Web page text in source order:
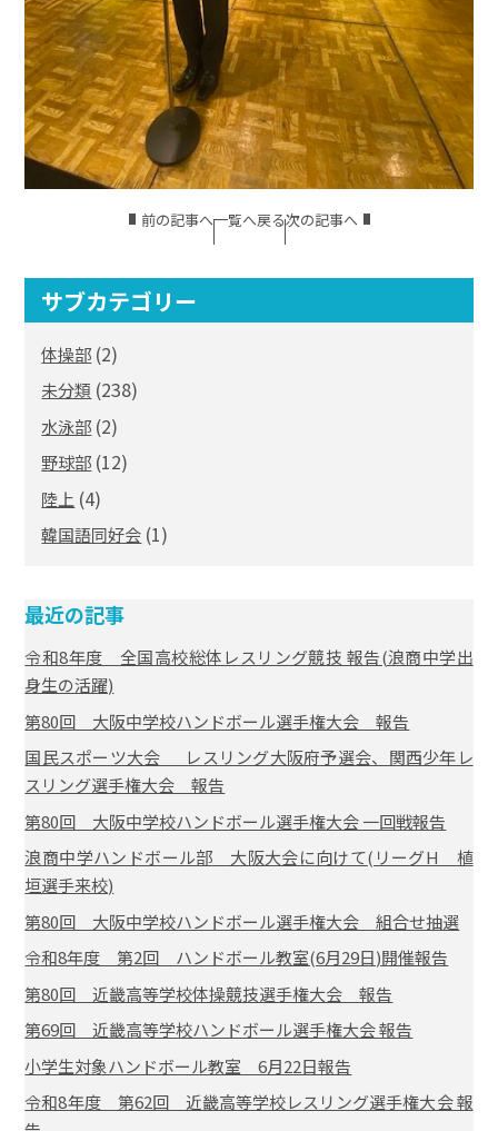
前の記事へ一覧へ戻る次の記事へ
サブカテゴリー
体操部 (2)
未分類 (238)
水泳部 (2)
野球部 (12)
陸上 (4)
韓国語同好会 (1)
最近の記事
令和8年度 全国高校総体レスリング競技 報告(浪商中学出
身生の活躍)
第80回 大阪中学校ハンドボール選手権大会 報告
国民スポーツ大会 レスリング大阪府予選会、関西少年レ
スリング選手権大会 報告
第80回 大阪中学校ハンドボール選手権大会 一回戦報告
浪商中学ハンドボール部 大阪大会に向けて(リーグH 植
垣選手来校)
第80回 大阪中学校ハンドボール選手権大会 組合せ抽選
令和8年度 第2回 ハンドボール教室(6月29日)開催報告
第80回 近畿高等学校体操競技選手権大会 報告
第69回 近畿高等学校ハンドボール選手権大会 報告
小学生対象ハンドボール教室 6月22日報告
令和8年度 第62回 近畿高等学校レスリング選手権大会 報